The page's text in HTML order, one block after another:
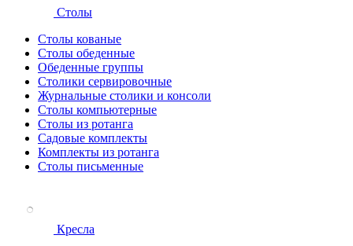
Столы
Столы кованые
Столы обеденные
Обеденные группы
Столики сервировочные
Журнальные столики и консоли
Столы компьютерные
Столы из ротанга
Садовые комплекты
Комплекты из ротанга
Столы письменные
Кресла